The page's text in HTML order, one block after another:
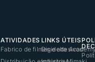
ATIVIDADES
Fabrico de filmes e adesivos
LINKS ÚTEIS
Digidelta